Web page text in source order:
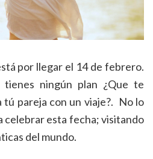
por llegar el 14 de febrero.
ningún plan ¿Que te
pareja con un viaje?. No lo
celebrar esta fecha; visitando
del mundo.